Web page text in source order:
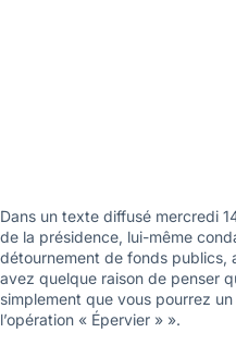
Dans un texte diffusé mercredi
de la présidence, lui-même
détournement de fonds publics,
avez quelque raison de penser
simplement que vous pourrez
l’opération « Épervier » ».